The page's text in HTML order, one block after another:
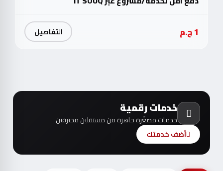
1 ج.م التفاصيل
خدمات رقمية
خدمات مصغّرة جاهزة من مستقلين محترفين
أضف خدمتك